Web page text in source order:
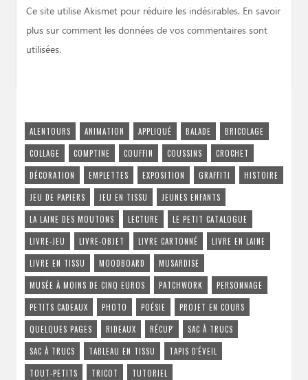
Ce site utilise Akismet pour réduire les indésirables. En savoir
plus sur comment les données de vos commentaires sont
utilisées.
ALENTOURS ANIMATION APPLIQUÉ BALADE
BRICOLAGE
COLLAGE
COMPTINE COUFFIN COUSSINS
CROCHET
DÉCORATION
EMPLETTES EXPOSITION GRAFFITI
HISTOIRE
JEU DE PAPIERS
JEU EN TISSU
JEUNES ENFANTS
LA LAINE DES MOUTONS
LECTURE
LE PETIT CATALOGUE
LIVRE-JEU
LIVRE-OBJET LIVRE CARTONNÉ
LIVRE EN LAINE
LIVRE EN TISSU
MOODBOARD
MUSARDISE
MUSÉE À MOINS DE CINQ EUROS
PATCHWORK
PERSONNAGE
PETITS CADEAUX
PHOTO POÉSIE
PROJET EN COURS
QUELQUES PAGES
RIDEAUX RÉCUP'
SAC À TRUCS
SAC À TRUCS
TABLEAU EN TISSU
TAPIS D'ÉVEIL
TOUT-PETITS
TRICOT TUTORIEL